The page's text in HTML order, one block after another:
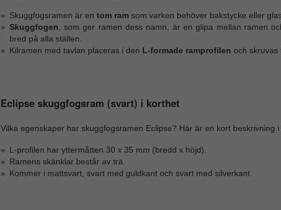
Skuggfogsramen är en tom ramsom varken behöver bakstycke eller
Skuggfogen, som ger ramen dess namn, är en glipa mellan ramen
bred på alla ställen.
Kilramen med tavlan placeras i den L-formade ramprofilen och skruvas
Eclipse skuggfogsram (svart) i korthet
Vilka egenskaper har skuggfogsramen Eclipse? Här är en kort beskrivning
L-profilen har yttermåtten 30 x 35 mm (bredd x höjd).
Ramens skänklar består av trä.
Kommer i mattsvart, svart med guldkant och svart med silverkant.